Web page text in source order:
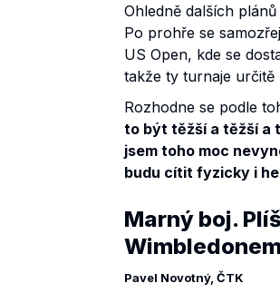
Ohledně dalších
Po prohře se
US Open, kde se
takže ty turnaje
Rozhodne se podle
to být těžší a těžší a
jsem toho moc
budu cítit fyzicky i
Marný boj.
Pavel Novotný, ČTK